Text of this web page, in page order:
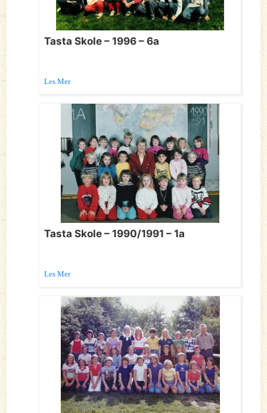
Tasta Skole – 1996 – 6a
Les Mer
Tasta Skole – 1990/1991 – 1a
Les Mer